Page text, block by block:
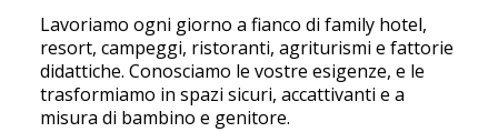
Lavoriamo ogni giorno a fianco di family hotel,
resort, campeggi, ristoranti, agriturismi e fattorie
didattiche. Conosciamo le vostre esigenze, e le
trasformiamo in spazi sicuri, accattivanti e a
misura di bambino e genitore.